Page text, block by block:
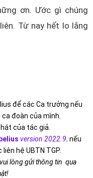
ơn. Ước gì chúng
Từ nay hết lo lắng
để các Ca trưởng nếu
đoàn của mình.
của tác giả.
version 2022.9, nếu
hệ UBTN TGP.
lòng gửi thông tin qua